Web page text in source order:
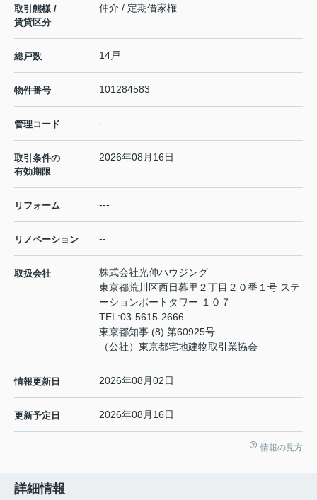
取引態様 /
賃貸区分
仲介 / 定期借家権
総戸数 14戸
物件番号 101284583
管理コード -
取引条件の
有効期限
2026年08月16日
リフォーム ---
リノベーション --
取扱会社
株式会社光伸ハウジング
東京都荒川区西日暮里２丁目２０番１号 ステ
ーションポートタワー １０７
TEL:03-5615-2666
東京都知事 (8) 第60925号
（公社）東京都宅地建物取引業協会
情報更新日 2026年08月02日
更新予定日 2026年08月16日
情報の見方
詳細情報